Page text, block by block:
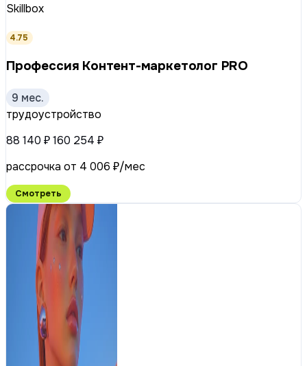
Skillbox
4.75
Профессия Контент-маркетолог PRO
9 мес.
трудоустройство
88 140 ₽160 254 ₽
рассрочка от 4 006 ₽/мес
Смотреть